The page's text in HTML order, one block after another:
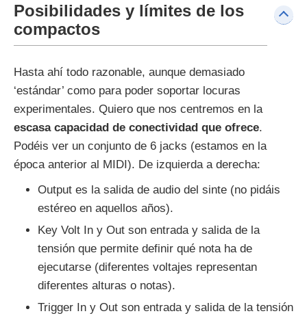
Posibilidades y límites de los
compactos
Hasta ahí todo razonable, aunque demasiado
‘estándar’ como para poder soportar locuras
experimentales. Quiero que nos centremos en la
escasa capacidad de conectividad que ofrece.
Podéis ver un conjunto de 6 jacks (estamos en la
época anterior al MIDI). De izquierda a derecha:
Output es la salida de audio del sinte (no pidáis
estéreo en aquellos años).
Key Volt In y Out son entrada y salida de la
tensión que permite definir qué nota ha de
ejecutarse (diferentes voltajes representan
diferentes alturas o notas).
Trigger In y Out son entrada y salida de la tensión